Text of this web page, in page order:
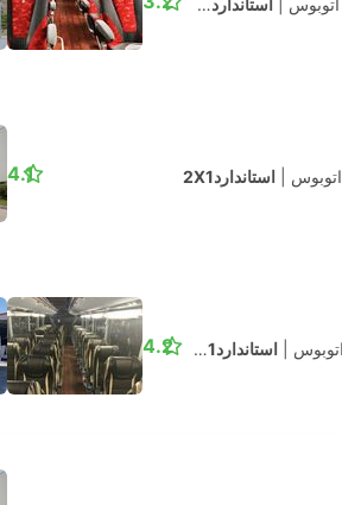
اتوبوس استاندارد2X1
اتوبوس استاندارد2X1 4.1
اتوبوس استاندارد2X1 4.2